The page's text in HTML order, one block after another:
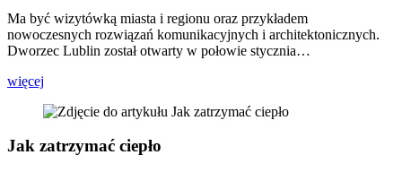
Ma być wizytówką miasta i regionu oraz przykładem
nowoczesnych rozwiązań komunikacyjnych i architektonicznych.
Dworzec Lublin został otwarty w połowie stycznia…
więcej
Jak zatrzymać ciepło